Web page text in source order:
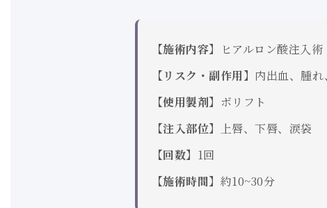
【施術内容】
ヒアルロン酸注入術
【リスク・副作用】 内出血、腫
【使用製剤】 ボリフト
【注入部位】
上唇、下唇、涙袋
【回数】 1回
【施術時間】 約10~30分